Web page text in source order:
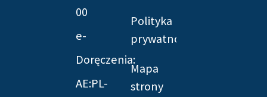
00
e-
Doręczenia:
AE:PL-
Polityka
prywatności
Mapa
strony